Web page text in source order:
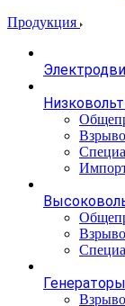
Продукция
Генераторы